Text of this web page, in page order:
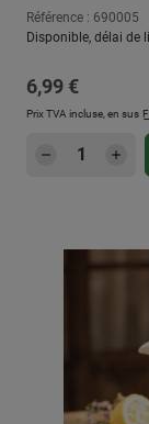
Référence : 690005
Disponible, délai de
Prix régulier :
6,99 €
Prix TVA incluse, en sus
Quantité